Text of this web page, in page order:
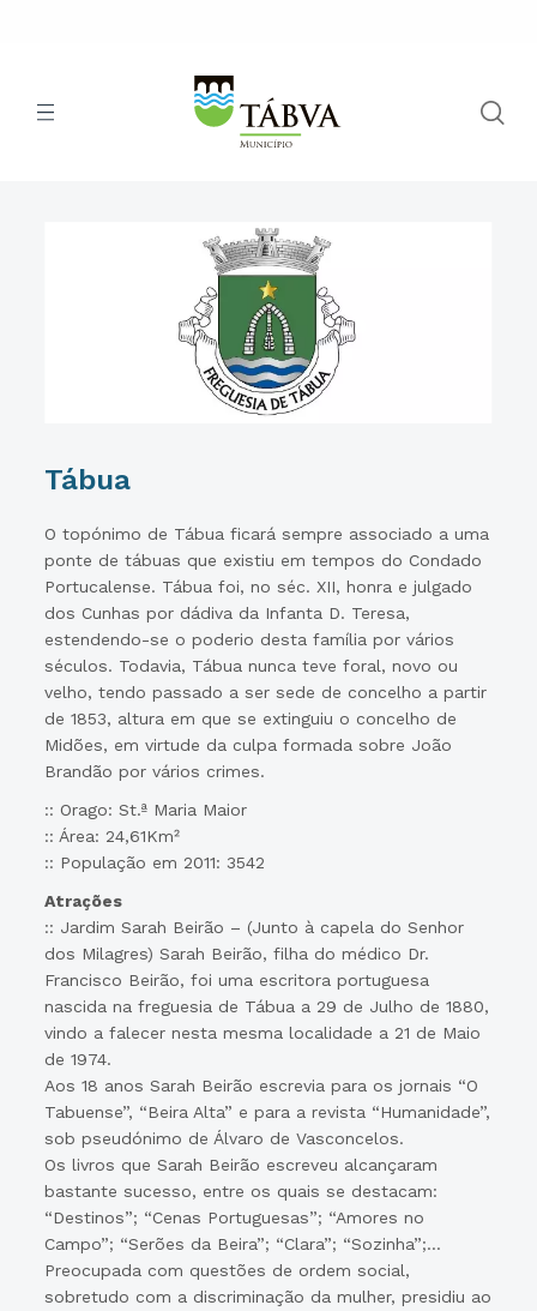
Tábua
O topónimo de Tábua ficará sempre associado a uma
ponte de tábuas que existiu em tempos do Condado
Portucalense. Tábua foi, no séc. XII, honra e julgado
dos Cunhas por dádiva da Infanta D. Teresa,
estendendo-se o poderio desta família por vários
séculos. Todavia, Tábua nunca teve foral, novo ou
velho, tendo passado a ser sede de concelho a partir
de 1853, altura em que se extinguiu o concelho de
Midões, em virtude da culpa formada sobre João
Brandão por vários crimes.
:: Orago: St.ª Maria Maior
:: Área: 24,61Km²
:: População em 2011: 3542
Atrações
:: Jardim Sarah Beirão – (Junto à capela do Senhor
dos Milagres) Sarah Beirão, filha do médico Dr.
Francisco Beirão, foi uma escritora portuguesa
nascida na freguesia de Tábua a 29 de Julho de 1880,
vindo a falecer nesta mesma localidade a 21 de Maio
de 1974.
Aos 18 anos Sarah Beirão escrevia para os jornais “O
Tabuense”, “Beira Alta” e para a revista “Humanidade”,
sob pseudónimo de Álvaro de Vasconcelos.
Os livros que Sarah Beirão escreveu alcançaram
bastante sucesso, entre os quais se destacam:
“Destinos”; “Cenas Portuguesas”; “Amores no
Campo”; “Serões da Beira”; “Clara”; “Sozinha”;…
Preocupada com questões de ordem social,
sobretudo com a discriminação da mulher, presidiu ao